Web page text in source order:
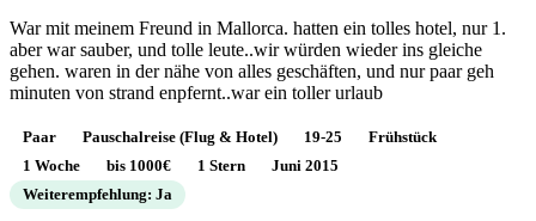
War mit meinem Freund in Mallorca. hatten ein tolles hotel, nur 1.
aber war sauber, und tolle leute..wir würden wieder ins gleiche
gehen. waren in der nähe von alles geschäften, und nur paar geh
minuten von strand enpfernt..war ein toller urlaub
Paar Pauschalreise (Flug & Hotel) 19-25
Frühstück
1 Woche
bis 1000€ 1 Stern
Juni 2015
Weiterempfehlung: Ja